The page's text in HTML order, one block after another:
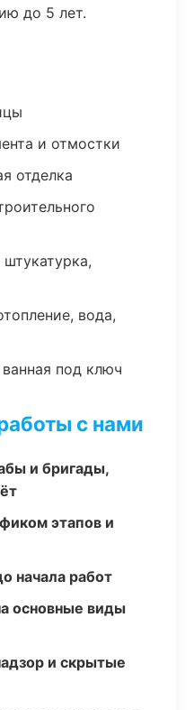
до 5 лет.
и отмостки
отделка
вода,
под ключ
с нами
и бригады,
этапов и
начала работ
основные виды
и скрытые